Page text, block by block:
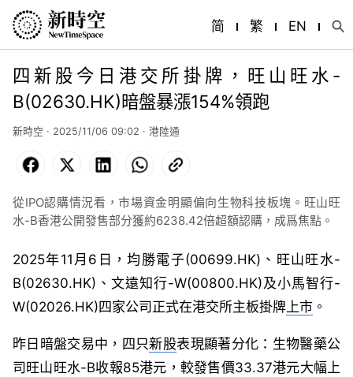
简 繁 EN
四新股今日港交所掛牌，旺山旺水-
B(02630.HK)暗盤暴漲154%領跑
新時空 · 2025/11/06 09:02 · 港陸通
Facebook LinkedIn WhatsApp
從IPO認購情況看，市場資金明顯偏向生物科技板塊。旺山旺
水-B香港公開發售部分獲約6238.42倍超額認購，成爲焦點。
2025年11月6日，均勝電子(00699.HK)、旺山旺水-
B(02630.HK)、文遠知行-W(00800.HK)及小馬智行-
W(02026.HK)四家公司正式在港交所主板掛牌 上市 。
昨日暗盤交易中，四只新股表現顯著分化：生物醫藥公
司旺山旺水-B收報85港元，較發售價33.37港元大幅上